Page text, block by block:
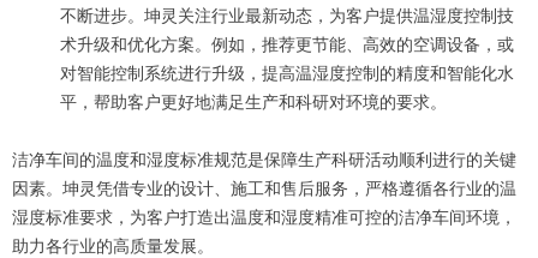
不断进步。坤灵关注行业最新动态，为客户提供温湿度控制技
术升级和优化方案。例如，推荐更节能、高效的空调设备，或
对智能控制系统进行升级，提高温湿度控制的精度和智能化水
平，帮助客户更好地满足生产和科研对环境的要求。
洁净车间的温度和湿度标准规范是保障生产科研活动顺利进行的关键
因素。坤灵凭借专业的设计、施工和售后服务，严格遵循各行业的温
湿度标准要求，为客户打造出温度和湿度精准可控的洁净车间环境，
助力各行业的高质量发展。